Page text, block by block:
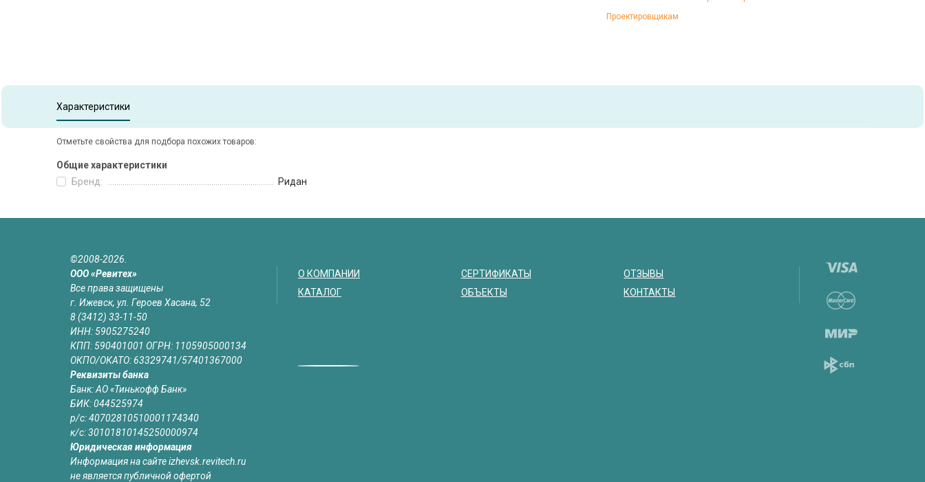
Проектировщикам
Характеристики
Отметьте свойства для подбора похожих товаров:
Общие характеристики
Бренд:
Ридан
©2008-2026.
ООО «Ревитех»
Все права защищены
г. Ижевск, ул. Героев Хасана, 52
8 (3412) 33-11-50
ИНН: 5905275240
КПП: 590401001 ОГРН: 1105905000134
ОКПО/ОКАТО: 63329741/57401367000
Реквизиты банка
Банк: АО «Тинькофф Банк»
БИК: 044525974
р/с: 40702810510001174340
к/с: 30101810145250000974
Юридическая информация
Информация на сайте izhevsk.revitech.ru
не является публичной офертой
О КОМПАНИИ
КАТАЛОГ
СЕРТИФИКАТЫ
ОБЪЕКТЫ
ОТЗЫВЫ
КОНТАКТЫ